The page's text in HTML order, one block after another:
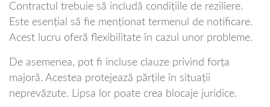
Contractul trebuie să includă condițiile de reziliere.
Este esențial să fie menționat termenul de notificare.
Acest lucru oferă flexibilitate în cazul unor probleme.
De asemenea, pot fi incluse clauze privind forța
majoră. Acestea protejează părțile în situații
neprevăzute. Lipsa lor poate crea blocaje juridice.